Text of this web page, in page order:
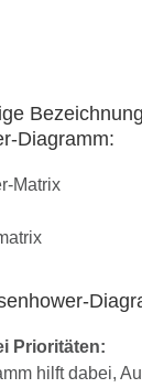
Diagramm:
Matrix
Prioritäten:
hilft dabei,